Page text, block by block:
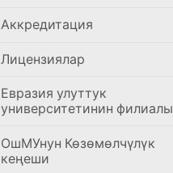
Аккредитация
Лицензиялар
Евразия улуттук
университетинин филиалы
ОшМУнун Көзөмөлчүлүк
кеңеши